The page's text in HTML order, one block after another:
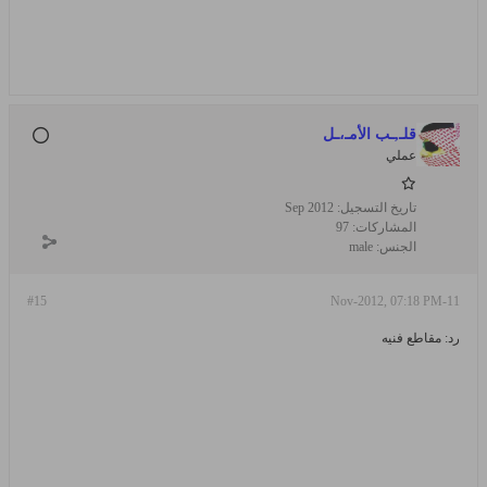
قلـ,ـب الأمـ،ـل
عملي
تاريخ التسجيل: Sep 2012
المشاركات: 97
الجنس: male
#15 11-Nov-2012, 07:18 PM
رد: مقاطع فنيه